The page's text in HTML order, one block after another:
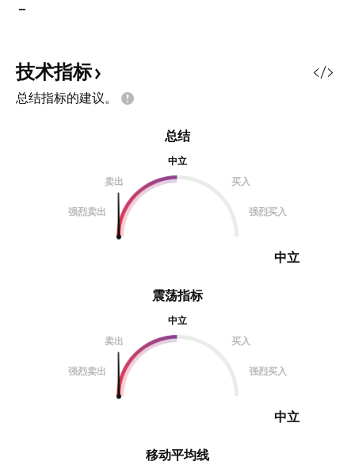
–
技术指标
总结指标的建议。
震荡指标
中立
卖出
买入
强烈卖出 强烈买入
中立
总结
中立
卖出
买入
强烈卖出 强烈买入
中立
移动平均线